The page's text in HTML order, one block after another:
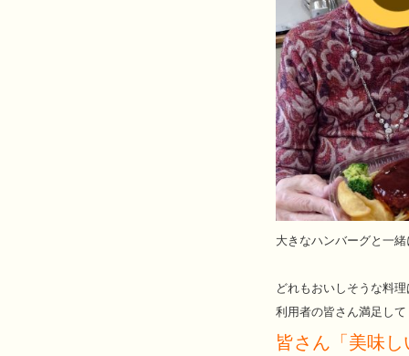
大きなハンバーグと一
どれもおいしそうな料
利用者の皆さん満足し
皆さん「美味